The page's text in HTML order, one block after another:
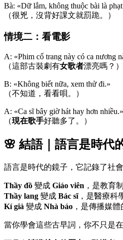
Bà: «Dữ lắm, không thuộc bài là
（很兇，沒背好課文就罰跪。）
情境二：看電影
A: «Phim cổ trang này có ca nương
（這部古裝劇有女歌者漂亮嗎？）
B: «Không biết nữa, xem thử đi.»
（不知道，看看唄。）
A: «Ca sĩ bây giờ hát hay hơn nhiều.»
（現在歌手好聽多了。）
🌸 結語｜語言是時代
語言是時代的鏡子，它記錄了社會
Thầy đồ 變成 Giáo viên ，是教育
Thầy lang 變成 Bác sĩ，是醫療科
Kí giả 變成 Nhà báo ，是傳播媒體
當你學會這些古早詞，你不只是